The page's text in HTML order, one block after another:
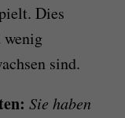
Dies
wenig
sind.
Sie haben